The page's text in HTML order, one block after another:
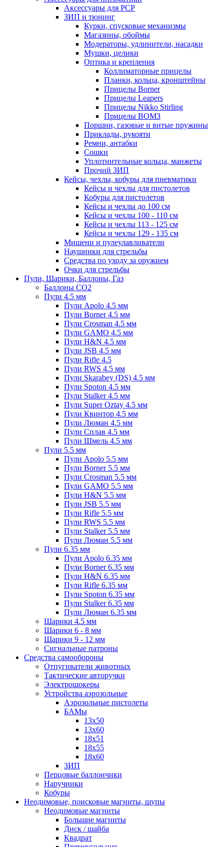
Аксессуары для PCP
ЗИП и тюнинг
Курки, спусковые механизмы
Магазины, обоймы
Модераторы, удлинители, насадки
Мушки, целики
Оптика и крепления
Коллиматорные прицелы
Планки, кольца, кронштейны
Прицелы Borner
Прицелы Leapers
Прицелы Nikko Stirling
Прицелы ВОМЗ
Поршни, газовые и витые пружины
Приклады, рукояти
Ремни, антабки
Сошки
Уплотнительные кольца, манжеты
Прочий ЗИП
Кейсы, чехлы, кобуры для пневматики
Кейсы и чехлы для пистолетов
Кобуры для пистолетов
Кейсы и чехлы до 100 см
Кейсы и чехлы 100 - 110 см
Кейсы и чехлы 113 - 125 см
Кейсы и чехлы 129 - 135 см
Мишени и пулеулавливатели
Наушники для стрельбы
Средства по уходу за оружием
Очки для стрельбы
Пули, Шарики, Баллоны, Газ
Баллоны CO2
Пули 4.5 мм
Пули Apolo 4.5 мм
Пули Borner 4.5 мм
Пули Crosman 4.5 мм
Пули GAMO 4.5 мм
Пули H&N 4.5 мм
Пули JSB 4.5 мм
Пули Rifle 4.5
Пули RWS 4.5 мм
Пули Skarabey (DS) 4.5 мм
Пули Spoton 4.5 мм
Пули Stalker 4.5 мм
Пули Super Oztay 4.5 мм
Пули Квинтор 4.5 мм
Пули Люман 4.5 мм
Пули Сплав 4.5 мм
Пули Шмель 4.5 мм
Пули 5.5 мм
Пули Apolo 5.5 мм
Пули Borner 5.5 мм
Пули Crosman 5.5 мм
Пули GAMO 5.5 мм
Пули H&N 5.5 мм
Пули JSB 5.5 мм
Пули Rifle 5.5 мм
Пули RWS 5.5 мм
Пули Stalker 5.5 мм
Пули Люман 5.5 мм
Пули 6.35 мм
Пули Apolo 6.35 мм
Пули Borner 6.35 мм
Пули H&N 6.35 мм
Пули Rifle 6.35 мм
Пули Spoton 6.35 мм
Пули Stalker 6.35 мм
Пули Люман 6.35 мм
Шарики 4.5 мм
Шарики 6 - 8 мм
Шарики 9 - 12 мм
Сигнальные патроны
Средства самообороны
Отпугиватели животных
Тактические авторучки
Электрошокеры
Устройства аэрозольные
Аэрозольные пистолеты
БАМы
13х50
13х60
18х51
18х55
18х60
ЗИП
Перцовые баллончики
Наручники
Кобуры
Неодимовые, поисковые магниты, щупы
Неодимовые магниты
Большие магниты
Диск / шайба
Квадрат